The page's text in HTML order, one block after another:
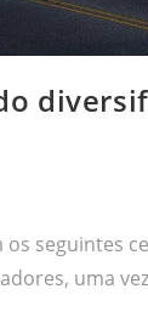
seguintes
uma